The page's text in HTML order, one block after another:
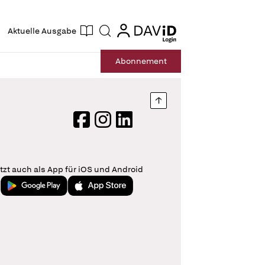
Aktuelle Ausgabe Suche login
login
Abonnement
Nach oben springen
FacebookInstagram
LinkedIn
auch als App für iOS und Android
Jetzt bei Google PlayLaden im App Store